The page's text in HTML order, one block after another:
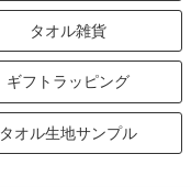
タオル雑貨
ギフトラッピング
タオル生地サンプル